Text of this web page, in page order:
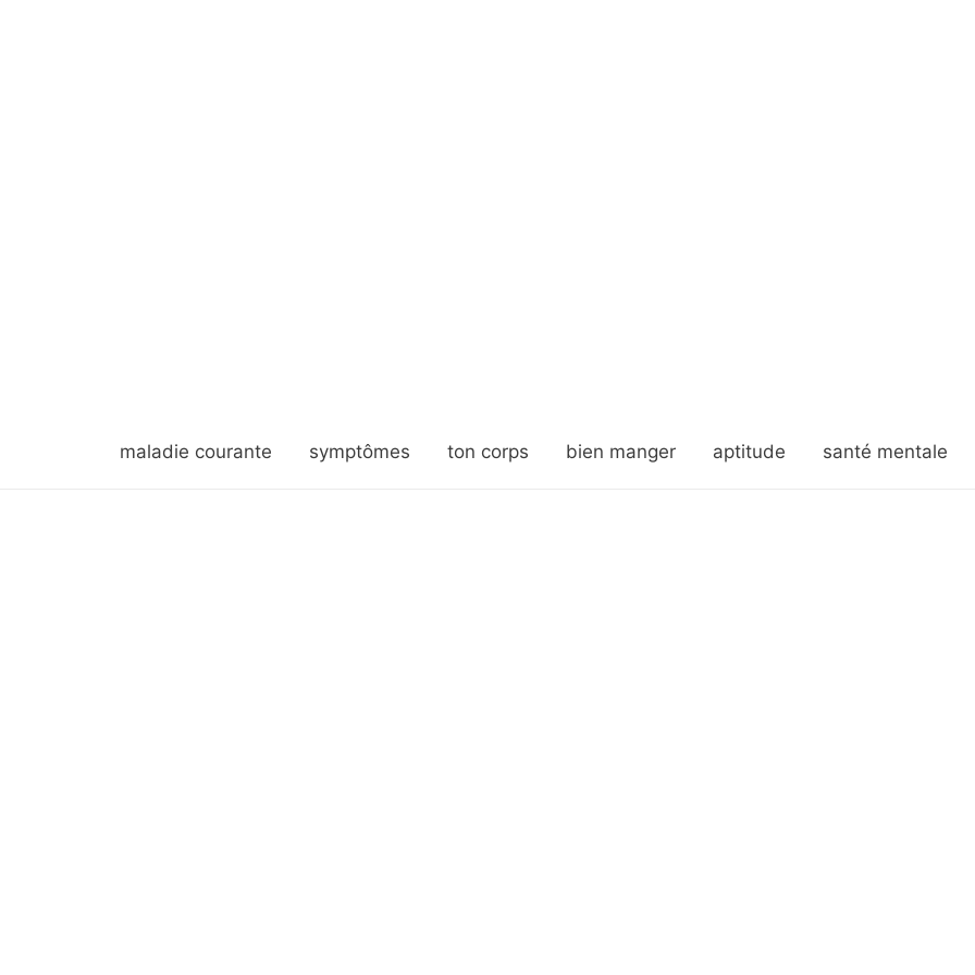
maladie courante symptômes ton corps bien manger aptitude santé mentale